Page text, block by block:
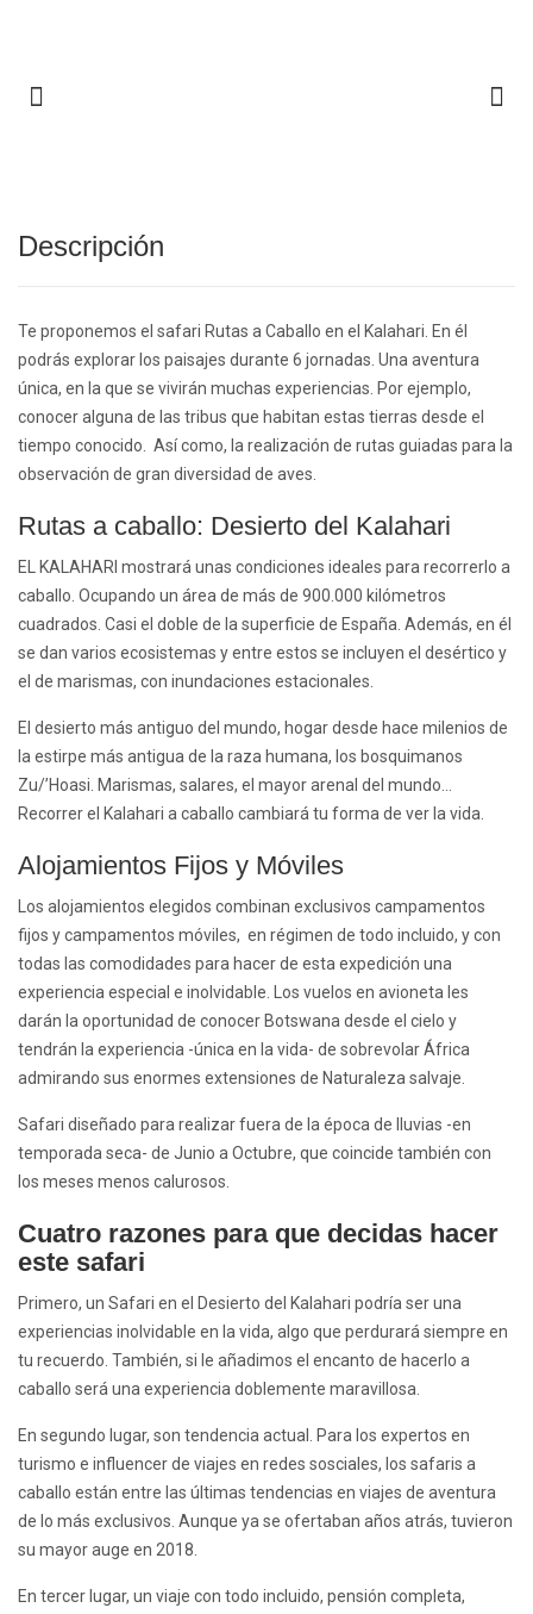
Descripción
Te proponemos el safari Rutas a Caballo en el Kalahari. En él
podrás explorar los paisajes durante 6 jornadas. Una aventura
única, en la que se vivirán muchas experiencias. Por ejemplo,
conocer alguna de las tribus que habitan estas tierras desde el
tiempo conocido. Así como, la realización de rutas guiadas para la
observación de gran diversidad de aves.
Rutas a caballo: Desierto del Kalahari
EL KALAHARI mostrará unas condiciones ideales para recorrerlo a
caballo. Ocupando un área de más de 900.000 kilómetros
cuadrados. Casi el doble de la superficie de España. Además, en él
se dan varios ecosistemas y entre estos se incluyen el desértico y
el de marismas, con inundaciones estacionales.
El desierto más antiguo del mundo, hogar desde hace milenios de
la estirpe más antigua de la raza humana, los bosquimanos
Zu/’Hoasi. Marismas, salares, el mayor arenal del mundo…
Recorrer el Kalahari a caballo cambiará tu forma de ver la vida.
Alojamientos Fijos y Móviles
Los alojamientos elegidos combinan exclusivos campamentos
fijos y campamentos móviles, en régimen de todo incluido, y con
todas las comodidades para hacer de esta expedición una
experiencia especial e inolvidable. Los vuelos en avioneta les
darán la oportunidad de conocer Botswana desde el cielo y
tendrán la experiencia -única en la vida- de sobrevolar África
admirando sus enormes extensiones de Naturaleza salvaje.
Safari diseñado para realizar fuera de la época de lluvias -en
temporada seca- de Junio a Octubre, que coincide también con
los meses menos calurosos.
Cuatro razones para que decidas hacer
este safari
Primero, un Safari en el Desierto del Kalahari podría ser una
experiencias inolvidable en la vida, algo que perdurará siempre en
tu recuerdo. También, si le añadimos el encanto de hacerlo a
caballo será una experiencia doblemente maravillosa.
En segundo lugar, son tendencia actual. Para los expertos en
turismo e influencer de viajes en redes sosciales, los safaris a
caballo están entre las últimas tendencias en viajes de aventura
de lo más exclusivos. Aunque ya se ofertaban años atrás, tuvieron
su mayor auge en 2018.
En tercer lugar, un viaje con todo incluido, pensión completa,